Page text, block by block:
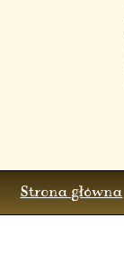
Strona główna